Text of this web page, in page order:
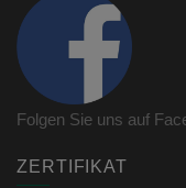
Folgen Sie uns auf
ZERTIFIKAT